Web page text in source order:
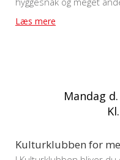
Læs mere
Mandag
Kulturklubben for